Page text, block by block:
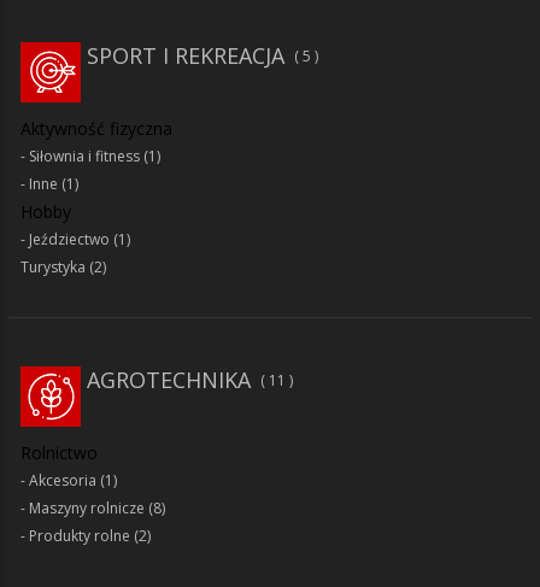
SPORT I REKREACJA 5
Aktywność fizyczna
Siłownia i fitness (1)
Inne (1)
Hobby
Jeździectwo (1)
Turystyka (2)
AGROTECHNIKA 11
Rolnictwo
Akcesoria (1)
Maszyny rolnicze (8)
Produkty rolne (2)